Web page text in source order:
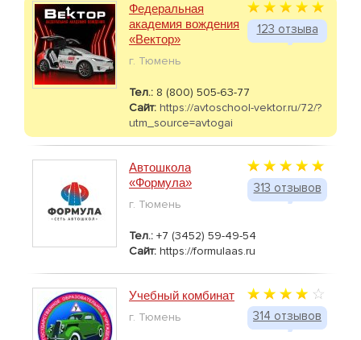
123 отзыва
Федеральная
академия вождения
«Вектор»
г. Тюмень
Тел.: 8 (800) 505-63-77
Сайт: https://avtoschool-vektor.ru/72/?
utm_source=avtogai
313 отзывов
Автошкола
«Формула»
г. Тюмень
Тел.: +7 (3452) 59-49-54
Сайт: https://formulaas.ru
314 отзывов
Учебный комбинат
г. Тюмень